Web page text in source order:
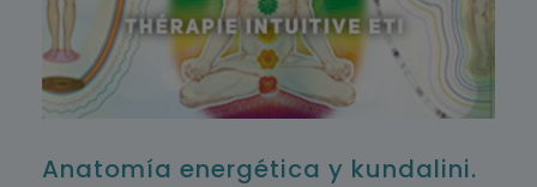
Anatomía energética y kundalini.